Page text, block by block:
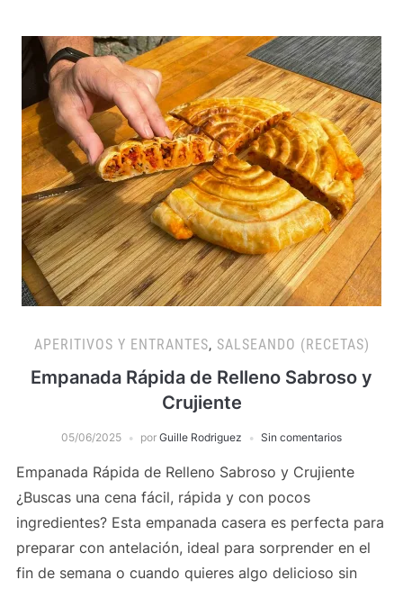
APERITIVOS Y ENTRANTES, SALSEANDO (RECETAS)
Empanada Rápida de Relleno Sabroso y
Crujiente
05/06/2025 por Guille Rodriguez Sin comentarios
Empanada Rápida de Relleno Sabroso y Crujiente
¿Buscas una cena fácil, rápida y con pocos
ingredientes? Esta empanada casera es perfecta para
preparar con antelación, ideal para sorprender en el
fin de semana o cuando quieres algo delicioso sin